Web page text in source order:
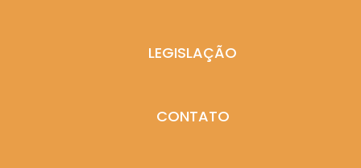
LEGISLAÇÃO
CONTATO